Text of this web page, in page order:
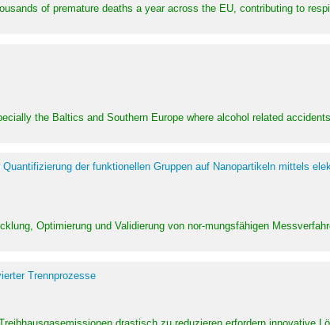
of premature deaths a year across the EU, contributing to
the Baltics and Southern Europe where alcohol related
der funktionellen Gruppen auf Nanopartikeln mittels
Optimierung und Validierung von nor-mungsfähigen
Trennprozesse